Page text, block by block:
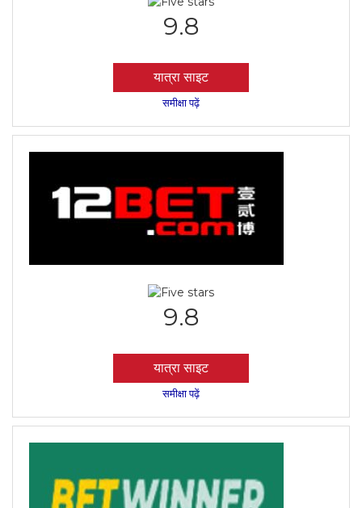
9.8
यात्रा साइट
समीक्षा पढ़ें
9.8
यात्रा साइट
समीक्षा पढ़ें